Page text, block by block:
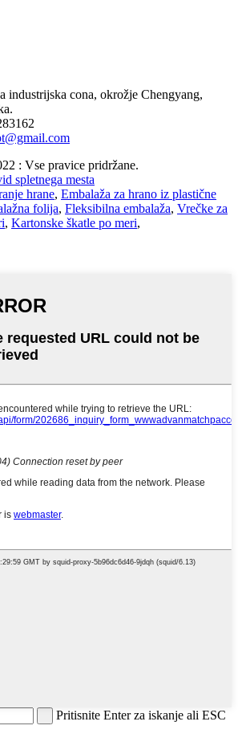
industrijska cona, okrožje Chengyang,
: Vse pravice pridržane.
spletnega mesta
hrane, Embalaža za hrano iz plastične
folija, Fleksibilna embalaža, Vrečke za
, Kartonske škatle po meri,
Pritisnite Enter za iskanje ali ESC